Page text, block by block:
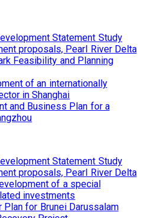
Statement Study
proposals, Pearl River Delta
Feasibility and Planning
of an internationally
in Shanghai
and Business Plan for a
Statement Study
proposals, Pearl River Delta
of a special
investments
Plan for Brunei Darussalam